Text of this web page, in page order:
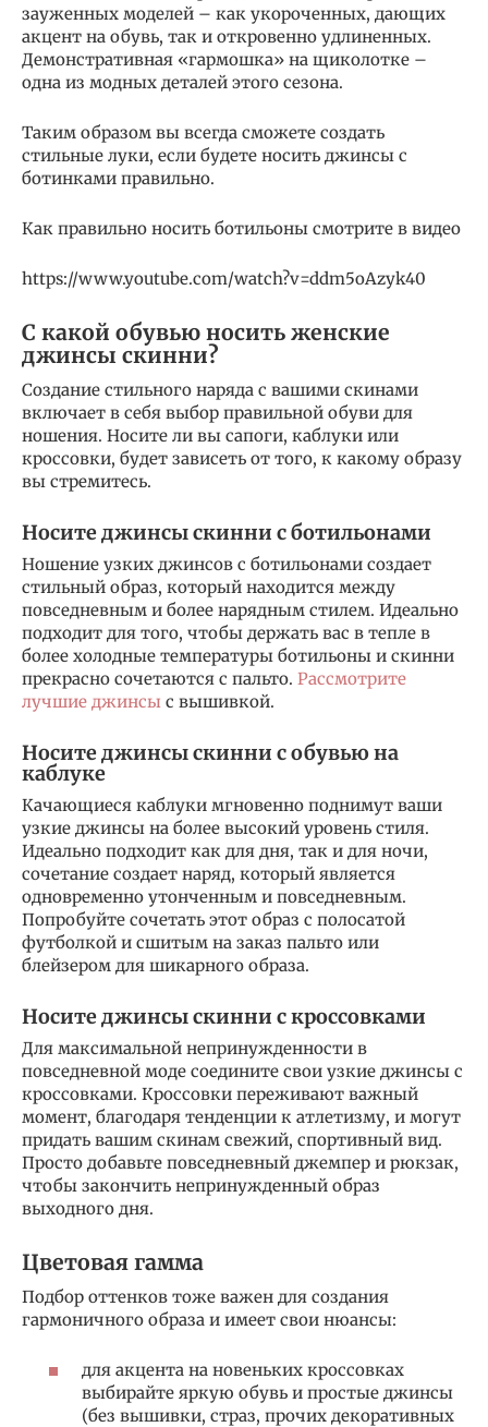
зауженных моделей – как укороченных, дающих
акцент на обувь, так и откровенно удлиненных.
Демонстративная «гармошка» на щиколотке –
одна из модных деталей этого сезона.
Таким образом вы всегда сможете создать
стильные луки, если будете носить джинсы с
ботинками правильно.
Как правильно носить ботильоны смотрите в видео
https://www.youtube.com/watch?v=ddm5oAzyk40
С какой обувью носить женские
джинсы скинни?
Создание стильного наряда с вашими скинами
включает в себя выбор правильной обуви для
ношения. Носите ли вы сапоги, каблуки или
кроссовки, будет зависеть от того, к какому образу
вы стремитесь.
Носите джинсы скинни с ботильонами
Ношение узких джинсов с ботильонами создает
стильный образ, который находится между
повседневным и более нарядным стилем. Идеально
подходит для того, чтобы держать вас в тепле в
более холодные температуры ботильоны и скинни
прекрасно сочетаются с пальто. Рассмотрите
лучшие джинсы с вышивкой.
Носите джинсы скинни с обувью на
каблуке
Качающиеся каблуки мгновенно поднимут ваши
узкие джинсы на более высокий уровень стиля.
Идеально подходит как для дня, так и для ночи,
сочетание создает наряд, который является
одновременно утонченным и повседневным.
Попробуйте сочетать этот образ с полосатой
футболкой и сшитым на заказ пальто или
блейзером для шикарного образа.
Носите джинсы скинни с кроссовками
Для максимальной непринужденности в
повседневной моде соедините свои узкие джинсы с
кроссовками. Кроссовки переживают важный
момент, благодаря тенденции к атлетизму, и могут
придать вашим скинам свежий, спортивный вид.
Просто добавьте повседневный джемпер и рюкзак,
чтобы закончить непринужденный образ
выходного дня.
Цветовая гамма
Подбор оттенков тоже важен для создания
гармоничного образа и имеет свои нюансы:
для акцента на новеньких кроссовках
выбирайте яркую обувь и простые джинсы
(без вышивки, страз, прочих декоративных